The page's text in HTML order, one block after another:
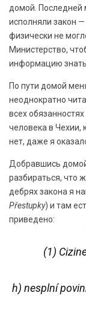
домой. Последней
исполняли закон
физически не
Министерство,
информацию
По пути домой
неоднократно
всех
человека в Чехии,
нет, даже я
Добравшись
разбираться, что
дебрях закона я
Přestupky) и там
приведено:
(1)
h) nesplní